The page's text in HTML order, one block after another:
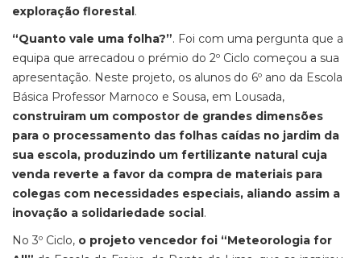
exploração florestal.
“Quanto vale uma folha?”. Foi com uma pergunta que a
equipa que arrecadou o prémio do 2º Ciclo começou a sua
apresentação. Neste projeto, os alunos do 6º ano da Escola
Básica Professor Marnoco e Sousa, em Lousada,
construiram um compostor de grandes dimensões
para o processamento das folhas caídas no jardim da
sua escola, produzindo um fertilizante natural cuja
venda reverte a favor da compra de materiais para
colegas com necessidades especiais, aliando assim a
inovação a solidariedade social.
No 3º Ciclo, o projeto vencedor foi “Meteorologia for